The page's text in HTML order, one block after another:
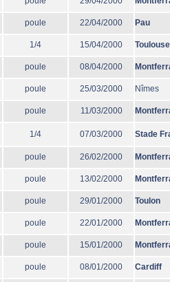
poule 22/04/2000 Pau
1/4 15/04/2000 Toulouse
poule 08/04/2000
poule 25/03/2000 Nîmes
poule 11/03/2000
1/4 07/03/2000 Stade
poule 26/02/2000
poule 13/02/2000
poule 29/01/2000 Toulon
poule 22/01/2000
poule 15/01/2000
poule 08/01/2000 Cardiff